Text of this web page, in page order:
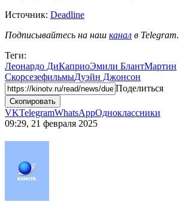
Источник: Deadline
Подписывайтесь на наш канал в Telegram.
Теги:
Леонардо ДиКаприоЭмили БлантМартин
СкорсезефильмыДуэйн Джонсон
Поделиться
Скопировать
VKTelegramWhatsAppОдноклассники
09:29, 21 февраля 2025